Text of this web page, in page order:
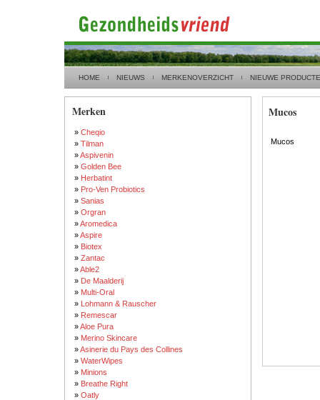
HOME NIEUWS MERKENOVERZICHT NIEUWE
Merken
» Cheqio
» Tilman
»Aspivenin
» Golden Bee
» Herbatint
» Pro-Ven Probiotics
» Sanias
» Orgran
»Aromedica
»Aspire
» Biotex
» Zantac
»Able2
» De Maalderij
» Multi-Oral
» Lohmann & Rauscher
» Remescar
»Aloe Pura
» Merino Skincare
»Asinerie du Pays des Collines
» WaterWipes
» Minions
» Breathe Right
» Oatly
Mucos
Mucos